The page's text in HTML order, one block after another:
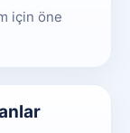
için öne